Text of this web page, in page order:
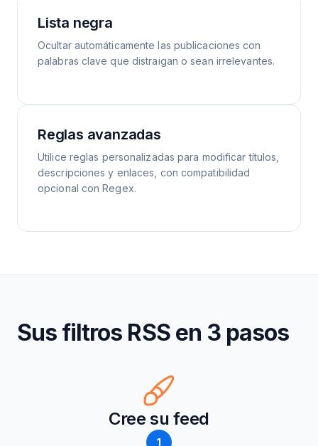
Lista negra
Ocultar automáticamente las publicaciones con
palabras clave que distraigan o sean irrelevantes.
Reglas avanzadas
Utilice reglas personalizadas para modificar títulos,
descripciones y enlaces, con compatibilidad
opcional con Regex.
Sus filtros RSS en 3 pasos
Cree su feed
1